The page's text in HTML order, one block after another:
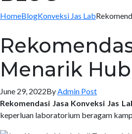
HomeBlogKonveksi Jas Lab
Menarik
June 29, 2022ByAdmin Post
Rekomendasi Jasa Konveksi Jas
keperluan laboratorium beragam